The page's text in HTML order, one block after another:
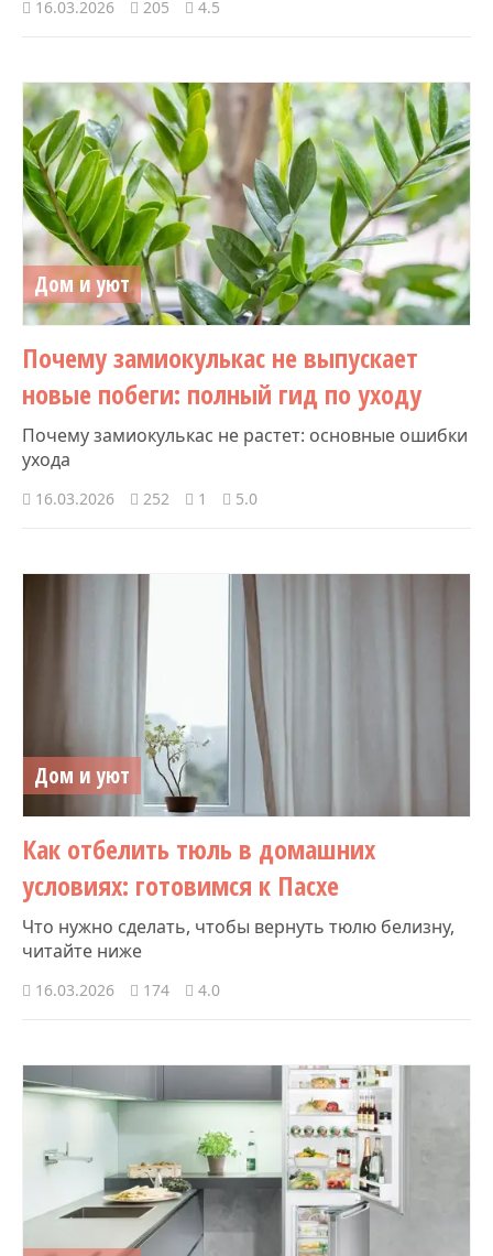
16.03.2026 205 4.5
Дом и уют
Почему замиокулькас не выпускает
новые побеги: полный гид по уходу
Почему замиокулькас не растет: основные ошибки
ухода
16.03.2026 252 1 5.0
Дом и уют
Как отбелить тюль в домашних
условиях: готовимся к Пасхе
Что нужно сделать, чтобы вернуть тюлю белизну,
читайте ниже
16.03.2026 174 4.0